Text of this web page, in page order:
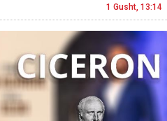
1 Gusht, 13:14